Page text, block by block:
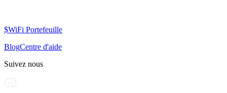
$WiFi Portefeuille
BlogCentre d'aide
Suivez nous